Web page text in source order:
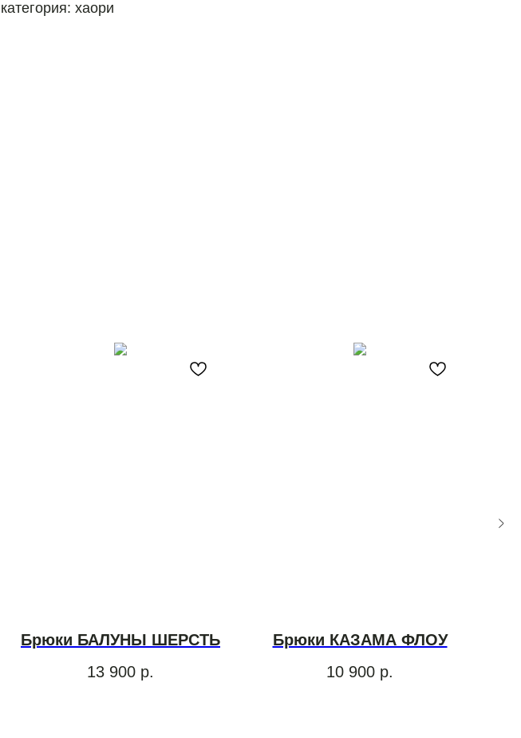
категория: хаори
Брюки БАЛУНЫ ШЕРСТЬ
13 900 р.
Брюки КАЗАМА ФЛОУ
10 900 р.